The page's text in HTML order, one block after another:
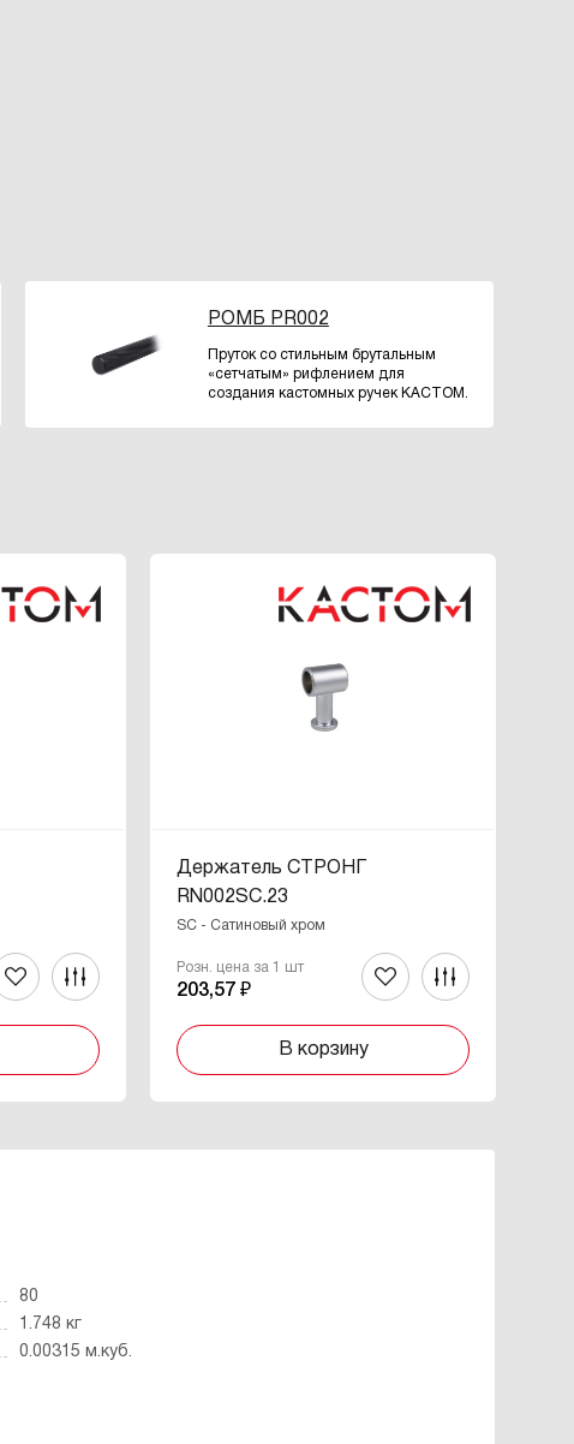
РОМБ PR002
Пруток со стильным брутальным
«сетчатым» рифлением для
создания кастомных ручек КАСТОМ.
Держатель СТРОНГ
RN002SC.23
SC - Сатиновый хром
Розн. цена за 1 шт
203,57 ₽
В корзину
80
1.748 кг
0.00315 м.куб.